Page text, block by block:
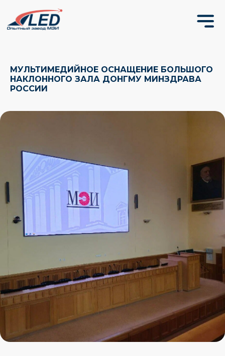
МУЛЬТИМЕДИЙНОЕ ОСНАЩЕНИЕ БОЛЬШОГО
НАКЛОННОГО ЗАЛА ДОНГМУ МИНЗДРАВА
РОССИИ